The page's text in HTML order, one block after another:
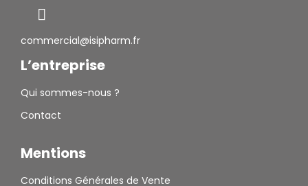
commercial@isipharm.fr
L’entreprise
Qui sommes-nous ?
Contact
Mentions
Conditions Générales de Vente